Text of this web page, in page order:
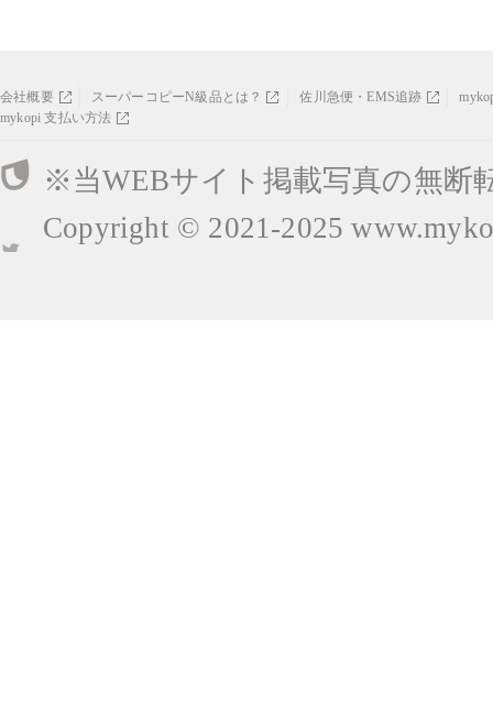
会社概要 スーパーコピーN級品とは？ 佐川急便・EMS追跡
mykopi 支払い方法
※当WEBサイト掲載写真の無断
Copyright © 2021-2025